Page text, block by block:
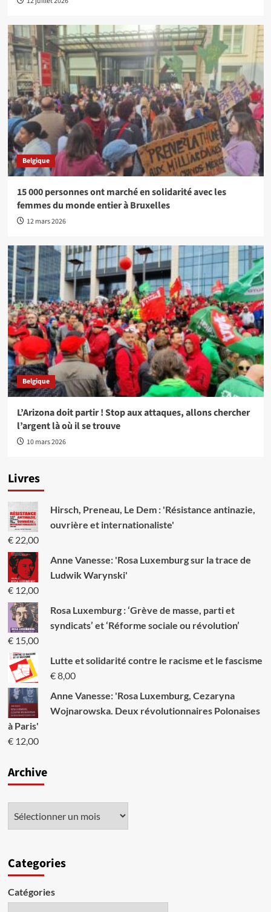
Belgique
15 000 personnes ont marché en solidarité avec les
femmes du monde entier à Bruxelles
12 mars 2026
Belgique
L’Arizona doit partir ! Stop aux attaques, allons chercher
l’argent là où il se trouve
10 mars 2026
Livres
Hirsch, Preneau, Le Dem : 'Résistance antinazie,
ouvrière et internationaliste'
€22,00
Anne Vanesse: 'Rosa Luxemburg sur la trace de
Ludwik Warynski'
€12,00
Rosa Luxemburg : ‘Grève de masse, parti et
syndicats’ et ‘Réforme sociale ou révolution’
€15,00
Lutte et solidarité contre le racisme et le fascisme
€8,00
Anne Vanesse: 'Rosa Luxemburg, Cezaryna
Wojnarowska. Deux révolutionnaires Polonaises
à Paris'
€12,00
Archive
Categories
Catégories